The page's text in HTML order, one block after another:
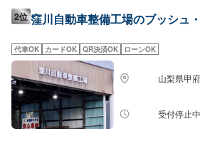
【1】オファーにてお問い合わせ【2】お見積り
だければ作業開始【4】仕上がり次第納車《代
だきます。【定休日・営業時間】定休日：日曜日
9:00~18:00
2位 窪川自動車整備工場のブッシュ
代車OK カードOK QR決済OK ローンOK
山梨県甲
受付停止中